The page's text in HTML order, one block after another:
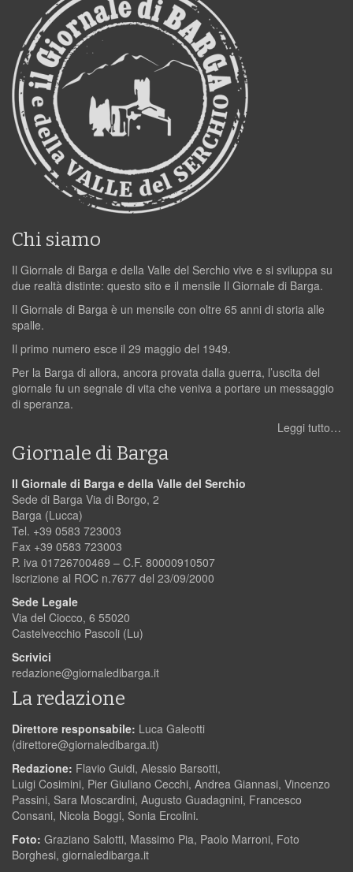
Chi siamo
Il Giornale di Barga e della Valle del Serchio vive e si sviluppa su
due realtà distinte: questo sito e il mensile Il Giornale di Barga.
Il Giornale di Barga è un mensile con oltre 65 anni di storia alle
spalle.
Il primo numero esce il 29 maggio del 1949.
Per la Barga di allora, ancora provata dalla guerra, l’uscita del
giornale fu un segnale di vita che veniva a portare un messaggio
di speranza.
Leggi tutto…
Giornale di Barga
Il Giornale di Barga e della Valle del Serchio
Sede di Barga Via di Borgo, 2
Barga (Lucca)
Tel. +39 0583 723003
Fax +39 0583 723003
P. iva 01726700469 – C.F. 80000910507
Iscrizione al ROC n.7677 del 23/09/2000
Sede Legale
Via del Ciocco, 6 55020
Castelvecchio Pascoli (Lu)
Scrivici
redazione@giornaledibarga.it
La redazione
Direttore responsabile: Luca Galeotti
(direttore@giornaledibarga.it)
Redazione: Flavio Guidi, Alessio Barsotti,
Luigi Cosimini, Pier Giuliano Cecchi, Andrea Giannasi, Vincenzo
Passini, Sara Moscardini, Augusto Guadagnini, Francesco
Consani, Nicola Boggi, Sonia Ercolini.
Foto: Graziano Salotti, Massimo Pia, Paolo Marroni, Foto
Borghesi, giornaledibarga.it